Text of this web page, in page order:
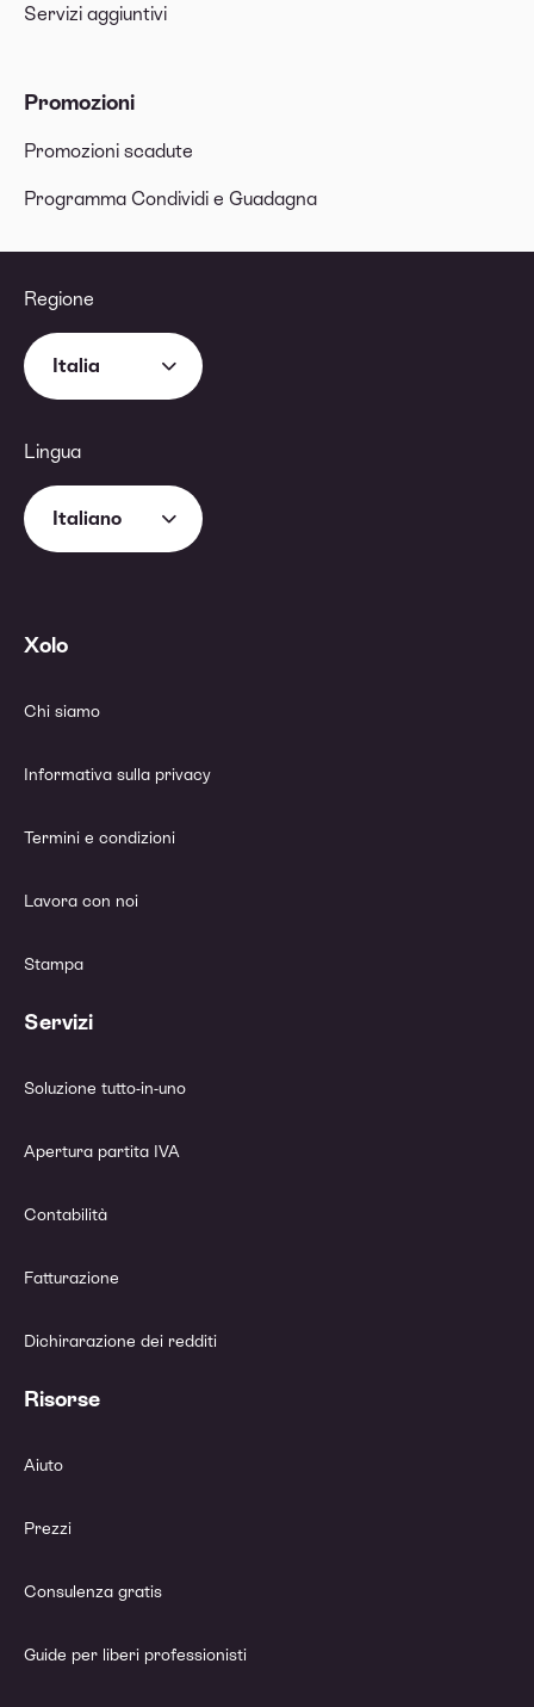
Servizi aggiuntivi
Promozioni
Promozioni scadute
Programma Condividi e Guadagna
Regione
Italia
Lingua
Italiano
Xolo
Chi siamo
Informativa sulla privacy
Termini e condizioni
Lavora con noi
Stampa
Servizi
Soluzione tutto-in-uno
Apertura partita IVA
Contabilità
Fatturazione
Dichirarazione dei redditi
Risorse
Aiuto
Prezzi
Consulenza gratis
Guide per liberi professionisti